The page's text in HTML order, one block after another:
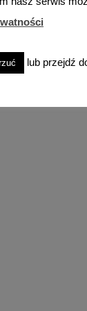
lub przejdź